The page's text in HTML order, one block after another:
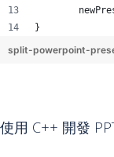
}
split-powerpoint-
使用 C++ 開發